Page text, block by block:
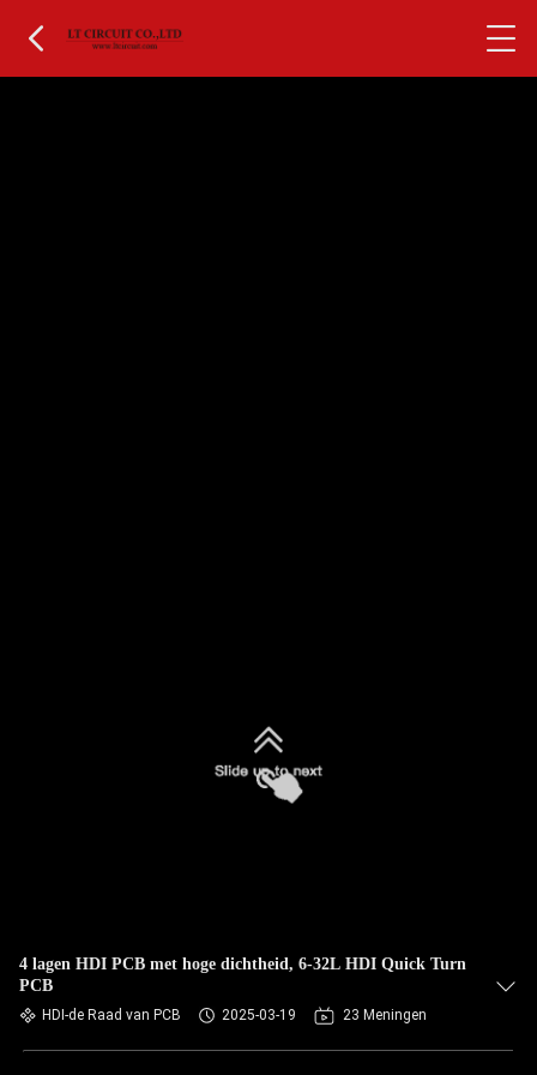
4 lagen HDI PCB met hoge dichtheid, 6-32L HDI Quick Turn
PCB
HDI-de Raad van PCB 2025-03-19 23 Meningen